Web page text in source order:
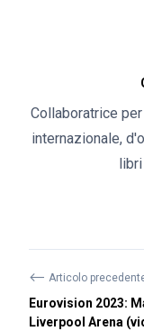
Collaboratrice
internazionale,
⟵ Articolo
Eurovision 2023:
Liverpool Arena